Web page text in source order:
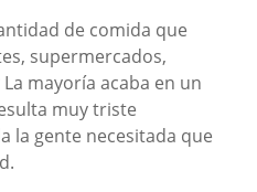
de comida que
supermercados,
mayoría acaba en un
muy triste
la gente necesitada que